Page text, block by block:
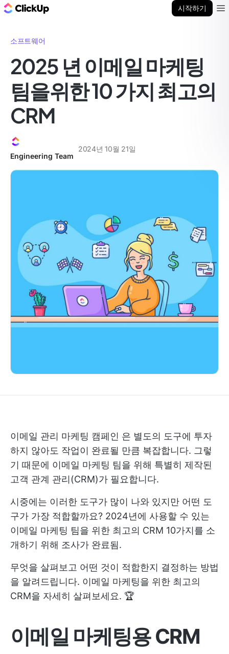
시작하기
소프트웨어
2025 년 이메일 마케팅
팀을위한 10 가지 최고의
CRM
Engineering Team
2024년 10월 21일
이메일 관리 마케팅 캠페인 은 별도의 도구에 투자
하지 않아도 작업이 완료될 만큼 복잡합니다. 그렇
기 때문에 이메일 마케팅 팀을 위해 특별히 제작된
고객 관계 관리(CRM)가 필요합니다.
시중에는 이러한 도구가 많이 나와 있지만 어떤 도
구가 가장 적합할까요? 2024년에 사용할 수 있는
이메일 마케팅 팀을 위한 최고의 CRM 10가지를 소
개하기 위해 조사가 완료됨.
무엇을 살펴보고 어떤 것이 적합한지 결정하는 방법
을 알려드립니다. 이메일 마케팅을 위한 최고의
CRM을 자세히 살펴보세요. 🏆
이메일 마케팅용 CRM